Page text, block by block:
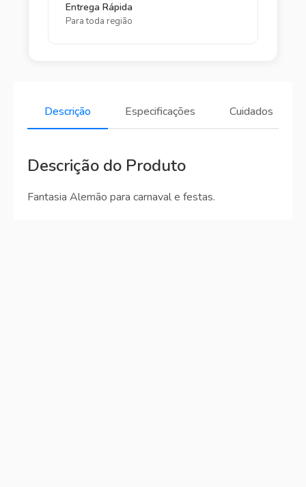
Entrega Rápida
Para toda região
Descrição Especificações Cuidados
Descrição do Produto
Fantasia Alemão para carnaval e festas.